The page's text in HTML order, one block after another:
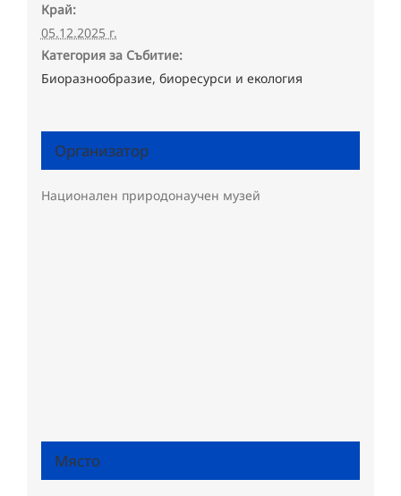
Край:
05.12.2025 г.
Категория за Събитие:
Биоразнообразие, биоресурси и екология
Организатор
Национален природонаучен музей
Място